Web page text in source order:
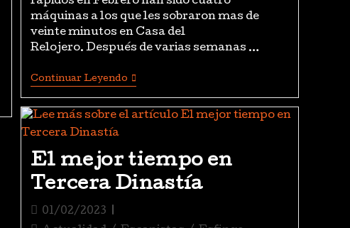
máquinas a los que les sobraron mas de
veinte minutos en Casa del
Relojero. Después de varias semanas …
Continuar Leyendo
El mejor tiempo en
Tercera Dinastía
01/02/2023